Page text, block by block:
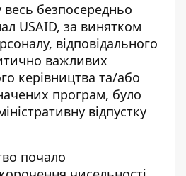
безпосередньо
USAID, за винятком
відповідального
важливих
керівництва та/або
програм, було
відпустку
почало